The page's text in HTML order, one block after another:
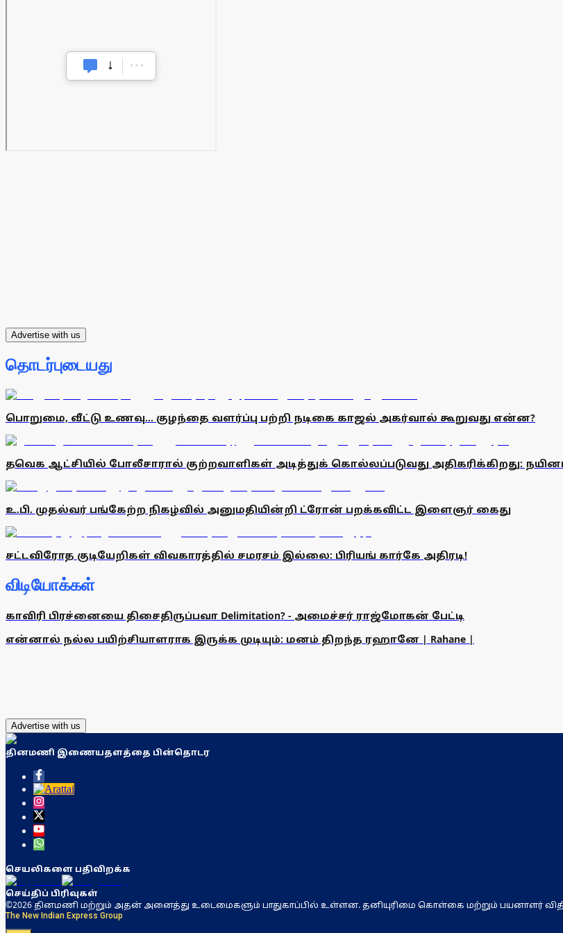
Advertise with us
தொடர்புடையது
பொறுமை, வீட்டு உணவு... குழந்தை வளர்ப்பு பற்றி நடிகை காஜல் அகர்வால் கூறுவது என்ன?
தவெக ஆட்சியில் போலீசாரால் குற்றவாளிகள் அடித்துக் கொல்லப்படுவது அதிகரிக்கிறது:
உ.பி. முதல்வர் பங்கேற்ற நிகழ்வில் அனுமதியின்றி ட்ரோன் பறக்கவிட்ட இளைஞர் கைது
சட்டவிரோத குடியேறிகள் விவகாரத்தில் சமரசம் இல்லை: பிரியங் கார்கே அதிரடி!
விடியோக்கள்
காவிரி பிரச்னையை திசைதிருப்பவா Delimitation? - அமைச்சர் ராஜ்மோகன் பேட்டி
என்னால் நல்ல பயிற்சியாளராக இருக்க முடியும்: மனம் திறந்த ரஹானே | Rahane |
Advertise with us
தினமணி இணையதளத்தை பின்தொடர
செயலிகளை பதிவிறக்க
செய்திப் பிரிவுகள்
©2026 தினமணி மற்றும் அதன் அனைத்து உடைமைகளும் பாதுகாப்பில் உள்ளன. தனியுரிமை கொள்கை மற்றும் பயனாளர்
The New Indian Express Group